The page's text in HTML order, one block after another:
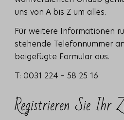
uns von A bis Z um alles.
Für weitere Informationen
stehende Telefonnummer
beigefügte Formular aus.
T: 0031 224 – 58 25 16
Registrieren Sie Ihr